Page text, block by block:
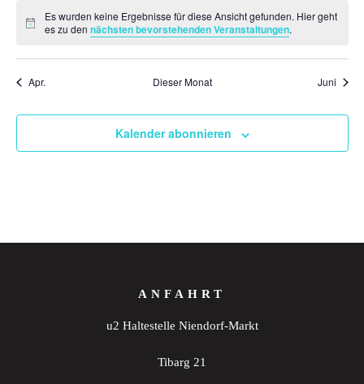
Hinweis
Es wurden keine Ergebnisse für diese Ansicht gefunden. Hier geht
es zu dennächsten bevorstehenden Veranstaltungen.
Apr. Dieser Monat Juni
Kalender abonnieren
ANFAHRT
u2 Haltestelle Niendorf-Markt
Tibarg 21